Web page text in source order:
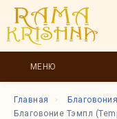
МЕНЮ
Главная Благовония
Благовоние Тэмпл